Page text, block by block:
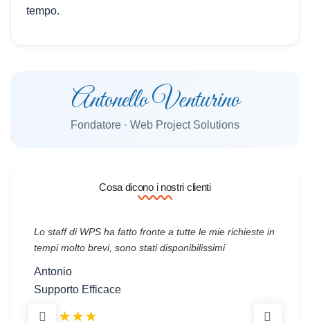
tempo.
Antonello Venturino
Fondatore · Web Project Solutions
Cosa dicono i nostri clienti
Lo staff di WPS ha fatto fronte a tutte le mie richieste in
tempi molto brevi, sono stati disponibilissimi
Antonio
Supporto Efficace